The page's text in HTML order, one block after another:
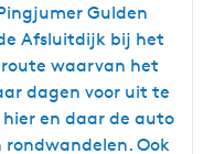
Gulden
Afsluitdijk bij het
waarvan het
dagen voor uit te
en daar de auto
Ook